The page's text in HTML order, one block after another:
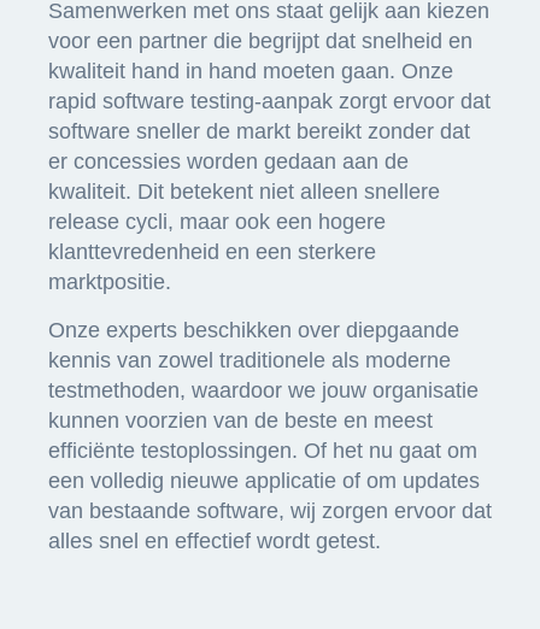
Samenwerken met ons staat gelijk aan kiezen
voor een partner die begrijpt dat snelheid en
kwaliteit hand in hand moeten gaan. Onze
rapid software testing-aanpak zorgt ervoor dat
software sneller de markt bereikt zonder dat
er concessies worden gedaan aan de
kwaliteit. Dit betekent niet alleen snellere
release cycli, maar ook een hogere
klanttevredenheid en een sterkere
marktpositie.
Onze experts beschikken over diepgaande
kennis van zowel traditionele als moderne
testmethoden, waardoor we jouw organisatie
kunnen voorzien van de beste en meest
efficiënte testoplossingen. Of het nu gaat om
een volledig nieuwe applicatie of om updates
van bestaande software, wij zorgen ervoor dat
alles snel en effectief wordt getest.